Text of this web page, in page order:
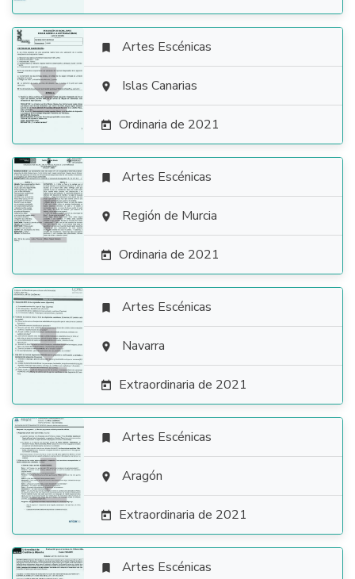

 Artes Escénicas
 Islas Canarias
 Ordinaria de 2021

 Artes Escénicas
 Región de Murcia
 Ordinaria de 2021

 Artes Escénicas
 Navarra
 Extraordinaria de 2021

 Artes Escénicas
 Aragón
 Extraordinaria de 2021
 Artes Escénicas